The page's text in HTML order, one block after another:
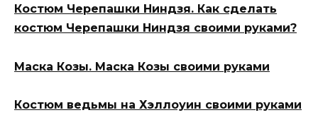
Костюм Черепашки Ниндзя. Как сделать
костюм Черепашки Ниндзя своими руками?
Маска Козы. Маска Козы своими руками
Костюм ведьмы на Хэллоуин своими руками